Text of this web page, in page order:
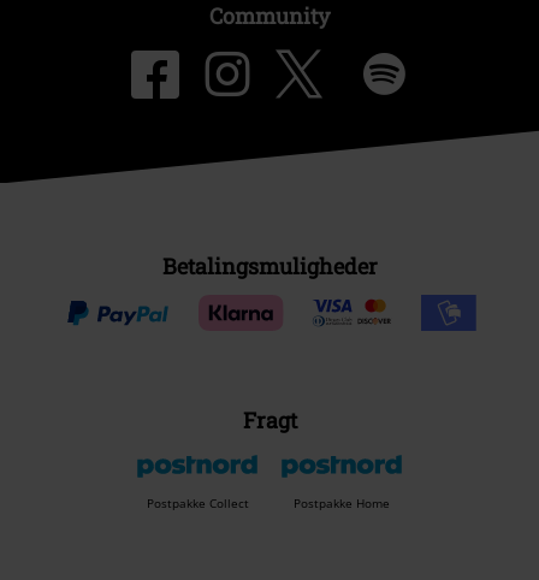
Community
Betalingsmuligheder
Fragt
Postpakke Collect Postpakke Home